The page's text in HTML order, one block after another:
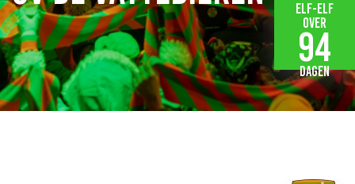
Elf-elf
over
94
dagen